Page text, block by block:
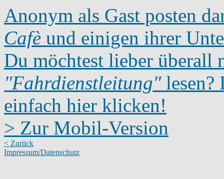
Anonym als Gast posten
Cafè und einigen ihrer
Du möchtest lieber überall
"Fahrdienstleitung"lesen?
einfach hier klicken!
> Zur Mobil-Version
< Zurück
Impressum/Datenschutz